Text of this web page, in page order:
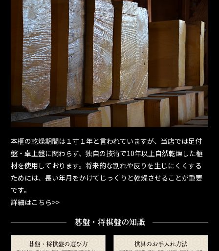
本榧の乾燥期間は１寸１年と言われていますが、当店では足付
盤・卓上盤に関わらず、独自の技術で10年以上自然乾燥した榧
材を使用しております。将来的な割れや反りを生じにくくする
ためには、長い年月をかけてじっくりと乾燥させることが重要
です。
詳細はこちら>>
碁盤・将棋盤の知識